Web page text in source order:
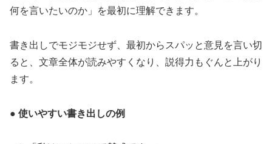
何を言いたいのか」を最初に理解できます。
書き出しでモジモジせず、最初からスパッと意見を言い切
ると、文章全体が読みやすくなり、説得力もぐんと上がり
ます。
● 使いやすい書き出しの例